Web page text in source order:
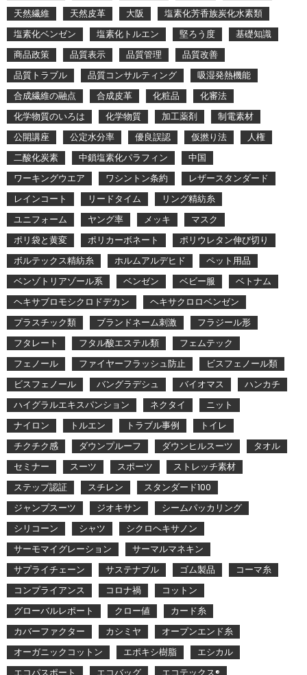
天然繊維
天然皮革 大阪
塩素化芳香族炭化水素類
塩素化ベンゼン
塩素化トルエン 堅ろう度
基礎知識
商品政策
品質表示 品質管理
品質改善
品質トラブル
品質コンサルティング
吸湿発熱機能
合成繊維の融点
合成皮革 化粧品
化審法
化学物質のいろは
化学物質 加工薬剤
制電素材
公開講座
公定水分率 優良誤認 仮撚り法
人権
二酸化炭素
中鎖塩素化パラフィン
中国
ワーキングウエア
ワシントン条約
レザースタンダード
レインコート
リードタイム
リング精紡糸
ユニフォーム
ヤング率 メッキ
マスク
ポリ袋と黄変
ポリカーボネート
ポリウレタン伸び切り
ボルテックス精紡糸
ホルムアルデヒド
ペット用品
ベンゾトリアゾール系
ベンゼン ベビー服
ベトナム
ヘキサブロモシクロドデカン
ヘキサクロロベンゼン
プラスチック類
ブランドネーム刺激
フラジール形
フタレート
フタル酸エステル類
フェムテック
フェノール
ファイヤーフラッシュ防止
ビスフェノール類
ビスフェノール
バングラデシュ バイオマス
ハンカチ
ハイグラルエキスパンション
ネクタイ
ニット
ナイロン
トルエン トラブル事例
トイレ
チクチク感
ダウンプルーフ ダウンヒルスーツ
タオル
セミナー
スーツ スポーツ
ストレッチ素材
ステップ認証
スチレン
スタンダード100
ジャンプスーツ
ジオキサン
シームパッカリング
シリコーン
シャツ
シクロヘキサノン
サーモマイグレーション
サーマルマネキン
サプライチェーン
サステナブル ゴム製品
コーマ糸
コンプライアンス
コロナ禍
コットン
グローバルレポート
クロー値
カード糸
カバーファクター
カシミヤ
オープンエンド糸
オーガニックコットン
エポキシ樹脂
エシカル